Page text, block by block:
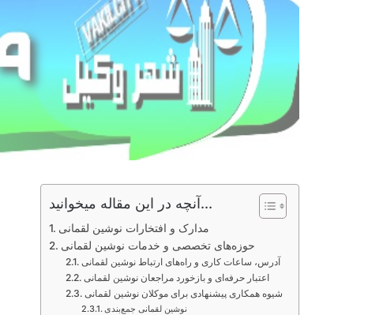
آنچه در این مقاله میخوانید...
مدارک و افتخارات نوشین لقمانی
حوزه‌های تخصصی و خدمات نوشین لقمانی
آدرس، ساعات کاری و راه‌های ارتباط نوشین لقمانی
اعتبار حرفه‌ای و بازخورد مراجعان نوشین لقمانی
شیوه همکاری پیشنهادی برای موکلان نوشین لقمانی
نوشین لقمانی جمع‌بندی